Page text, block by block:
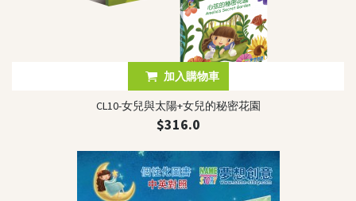
加入購物車
CL10-女兒與太陽+女兒的秘密花園
$316.0